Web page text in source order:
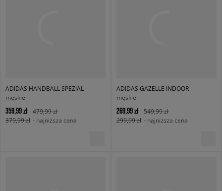
ADIDAS HANDBALL SPEZIAL
męskie
359,99 zł
479,99 zł
379,99 zł - najniższa cena
ADIDAS GAZELLE INDOOR
męskie
269,99 zł
549,99 zł
299,99 zł - najniższa cena